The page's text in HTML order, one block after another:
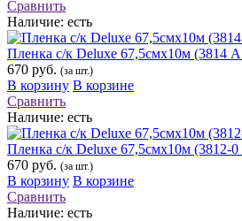
Сравнить
Наличие: есть
Пленка с/к Deluxe 67,5смх10м (3814
670 руб. (за шт.)
В корзину В корзине
Сравнить
Наличие: есть
Пленка с/к Deluxe 67,5смх10м (3812-0
670 руб. (за шт.)
В корзину В корзине
Сравнить
Наличие: есть